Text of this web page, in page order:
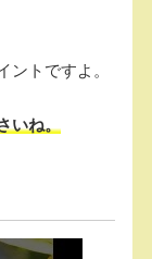
ントですよ。
いね。